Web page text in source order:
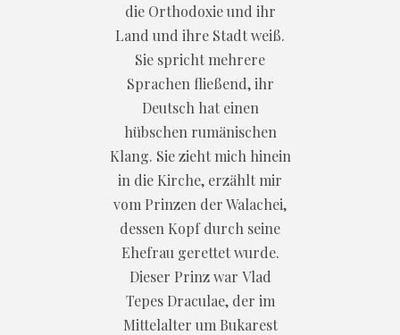
die Orthodoxie und ihr
Land und ihre Stadt weiß.
Sie spricht mehrere
Sprachen fließend, ihr
Deutsch hat einen
hübschen rumänischen
Klang. Sie zieht mich hinein
in die Kirche, erzählt mir
vom Prinzen der Walachei,
dessen Kopf durch seine
Ehefrau gerettet wurde.
Dieser Prinz war Vlad
Tepes Draculae, der im
Mittelalter um Bukarest